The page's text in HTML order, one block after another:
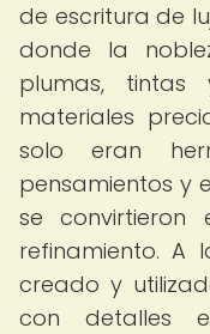
de escritura de
donde la
plumas,
materiales
solo eran
pensamientos y
se
refinamiento. A
creado y
con detalles